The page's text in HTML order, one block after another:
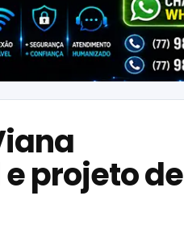
projeto de